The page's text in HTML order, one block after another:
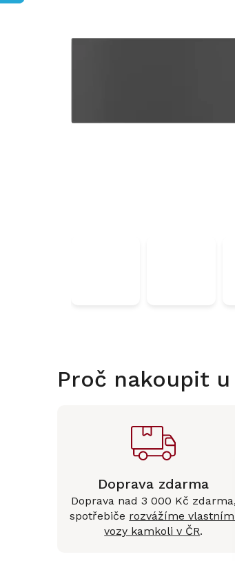
Proč nakoupit u
Doprava zdarma
Doprava nad 3 000 Kč zdarma,
spotřebiče rozvážíme
vozy kamkoli v ČR.